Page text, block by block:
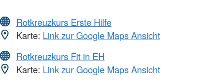
Rotkreuzkurs Erste Hilfe
Karte: Link zur Google Maps Ansicht
Rotkreuzkurs Fit in EH
Karte: Link zur Google Maps Ansicht